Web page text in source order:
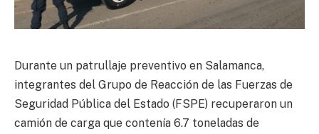
Durante un patrullaje preventivo en Salamanca,
integrantes del Grupo de Reacción de las Fuerzas de
Seguridad Pública del Estado (FSPE) recuperaron un
camión de carga que contenía 6.7 toneladas de